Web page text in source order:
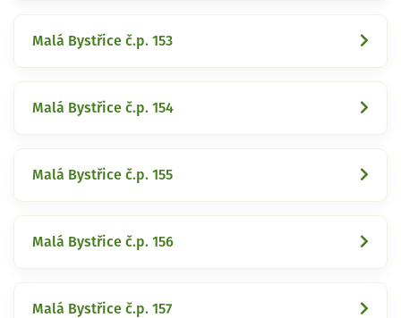
Malá Bystřice č.p. 153
Malá Bystřice č.p. 154
Malá Bystřice č.p. 155
Malá Bystřice č.p. 156
Malá Bystřice č.p. 157